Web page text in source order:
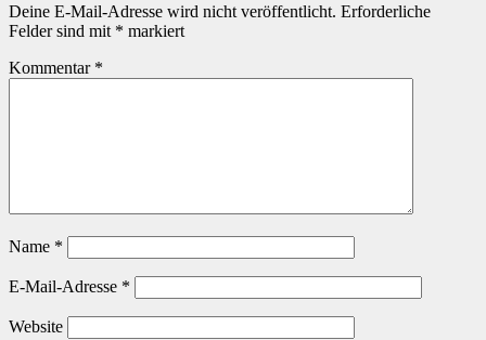
Deine E-Mail-Adresse wird nicht veröffentlicht. Erforderliche
Felder sind mit * markiert
Kommentar *
Name *
E-Mail-Adresse *
Website